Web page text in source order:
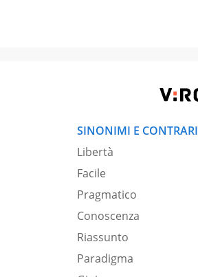
SINONIMI E CONTRARI
Libertà
Facile
Pragmatico
Conoscenza
Riassunto
Paradigma